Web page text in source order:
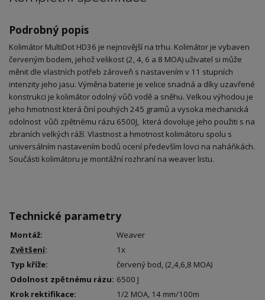
Podrobný popis
Kolimátor MultiDot HD36 je nejnovější na trhu. Kolimátor je vybaven
červeným bodem, jehož velikost (2, 4, 6 a 8 MOA) uživatel si může
měnit dle vlastních potřeb zároveň s nastavením v 11 stupních
intenzity jeho jasu. Výměna baterie je velice snadná a díky uzavřené
konstrukci je kolimátor odolný vůči vodě a sněhu. Velkou výhodou je
jeho hmotnost která činí pouhých 245 gramů a vysoka mechanická
odolnost vůči zpětnému rázu 6500J, která dovoluje jeho použiti s na
zbraních velkých ráží. Vlastnost a hmotnost kolimátoru spolu s
universálním nastavením bodů ocení především lovci na naháňkách.
Součásti kolimátoru je montážní rozhraní na weaver listu.
Technické parametry
Montáž:
Weaver
Zvětšení:
1x
Typ kříže:
červený bod, (2,4,6,8 MOA)
Odolnost zpětnému rázu: 6500 J
Krok rektifikace:
1/2 MOA, 14 mm/100m